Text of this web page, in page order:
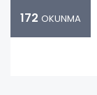
172 OKUNMA